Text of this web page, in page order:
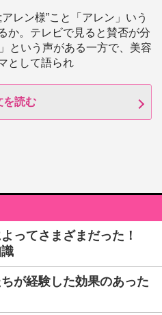
レン様”こと「アレン」いう
か。テレビで見ると賛否が分
という声がある一方で、美容
として語られ
を読む
ってさまざまだった！
が経験した効果のあった